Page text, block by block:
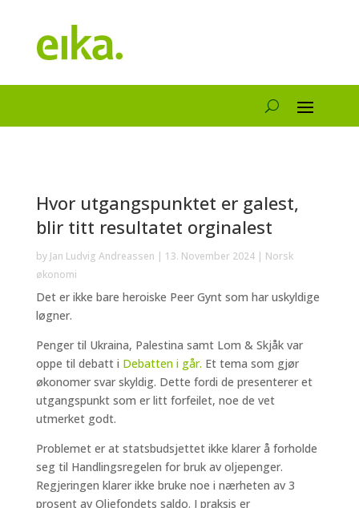
Hvor utgangspunktet er galest,
blir titt resultatet orginalest
by Jan Ludvig Andreassen | 13. November 2024| Norsk
økonomi
Det er ikke bare heroiske Peer Gynt som har uskyldige
løgner.
Penger til Ukraina, Palestina samt Lom & Skjåk var
oppe til debatt i Debatten i går. Et tema som gjør
økonomer svar skyldig. Dette fordi de presenterer et
utgangspunkt som er litt forfeilet, noe de vet
utmerket godt.
Problemet er at statsbudsjettet ikke klarer å forholde
seg til Handlingsregelen for bruk av oljepenger.
Regjeringen klarer ikke bruke noe i nærheten av 3
prosent av Oljefondets saldo. I praksis er